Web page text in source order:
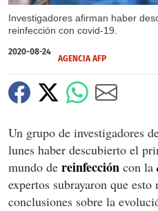
Investigadores afirman haber
reinfección con covid-19.
2020-08-24
AGENCIA AFP
Un grupo de investigadores
lunes haber descubierto el
mundo de reinfección con la
expertos subrayaron que
conclusiones sobre la